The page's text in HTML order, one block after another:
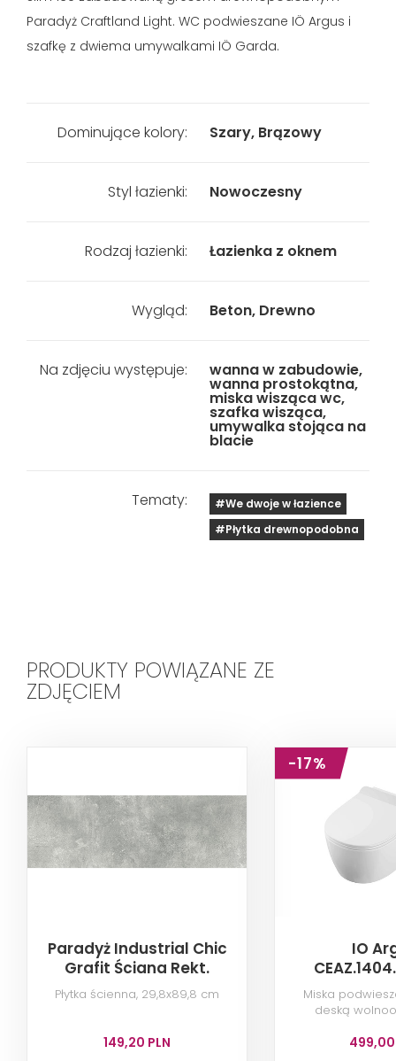
Paradyż Craftland Light. WC podwieszane IÖ Argus i
szafkę z dwiema umywalkami IÖ Garda.
Dominujące kolory: Szary, Brązowy
Styl łazienki: Nowoczesny
Rodzaj łazienki: Łazienka z oknem
Wygląd: Beton, Drewno
Na zdjęciu występuje: wanna w zabudowie,
wanna prostokątna,
miska wisząca wc,
szafka wisząca,
umywalka stojąca na
blacie
Tematy:
#We dwoje w łazience
#Płytka drewnopodobna
PRODUKTY POWIĄZANE ZE
ZDJĘCIEM
Paradyż Industrial Chic
Grafit Ściana Rekt.
Płytka ścienna, 29,8x89,8 cm
149,20 PLN
-17%
IO
Miska
deską
499,00